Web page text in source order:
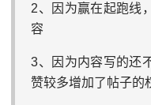
2、因为赢在起跑线
容
3、因为内容写的还
赞较多增加了帖子的